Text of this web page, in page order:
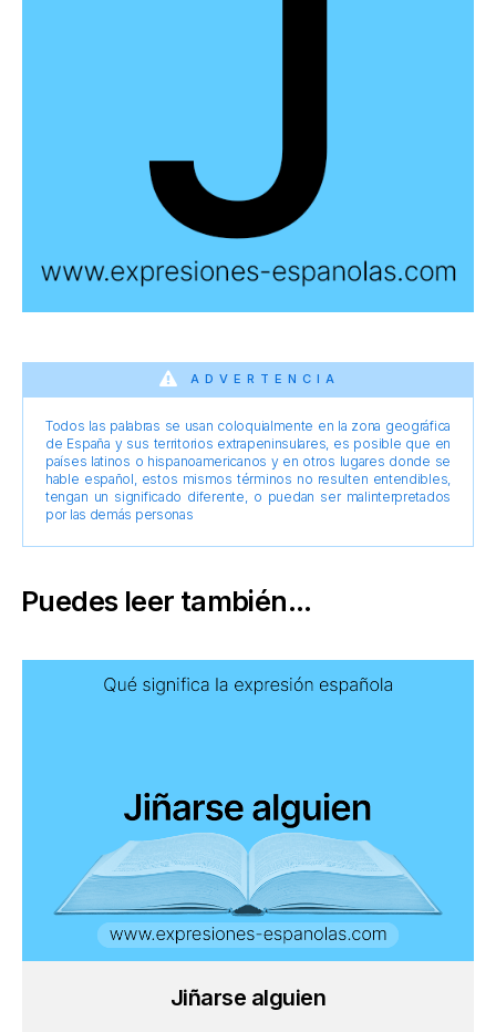
ADVERTENCIA
Todos las palabras se usan coloquialmente en la zona geográfica
de España y sus territorios extrapeninsulares, es posible que en
países latinos o hispanoamericanos y en otros lugares donde se
hable español, estos mismos términos no resulten entendibles,
tengan un significado diferente, o puedan ser malinterpretados
por las demás personas
Puedes leer también...
Jiñarse alguien